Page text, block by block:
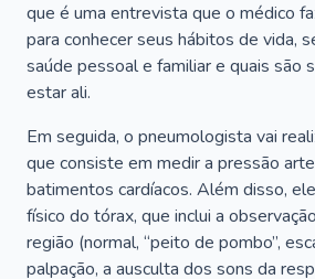
que é uma entrevista que o médico
para conhecer seus hábitos de vida,
saúde pessoal e familiar e quais são
estar ali.
Em seguida, o pneumologista vai
que consiste em medir a pressão
batimentos cardíacos. Além disso,
físico do tórax, que inclui a
região (normal, “peito de pombo”,
palpação, a ausculta dos sons da